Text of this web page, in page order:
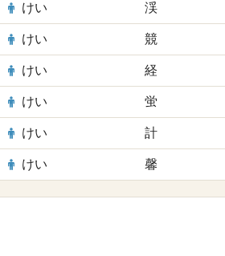
けい 渓
けい 競
けい 経
けい 蛍
けい 計
けい 馨